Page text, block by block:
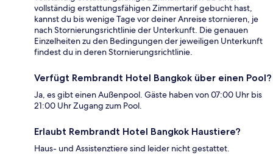
vollständig erstattungsfähigen Zimmertarif gebucht hast,
kannst du bis wenige Tage vor deiner Anreise stornieren, je
nach Stornierungsrichtlinie der Unterkunft. Die genauen
Einzelheiten zu den Bedingungen der jeweiligen Unterkunft
findest du in deren Stornierungsrichtlinie.
Verfügt Rembrandt Hotel Bangkok über einen Pool?
Ja, es gibt einen Außenpool. Gäste haben von 07:00 Uhr bis
21:00 Uhr Zugang zum Pool.
Erlaubt Rembrandt Hotel Bangkok Haustiere?
Haus- und Assistenztiere sind leider nicht gestattet.